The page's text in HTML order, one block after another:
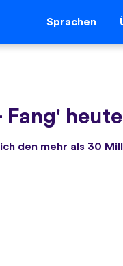
Sprachen
Fang'
den mehr als 30